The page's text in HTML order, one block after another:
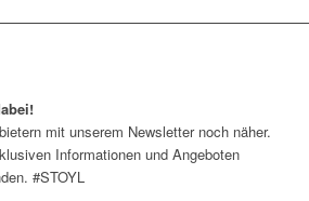
mit unserem Newsletter noch näher.
Informationen und Angeboten
#STOYL